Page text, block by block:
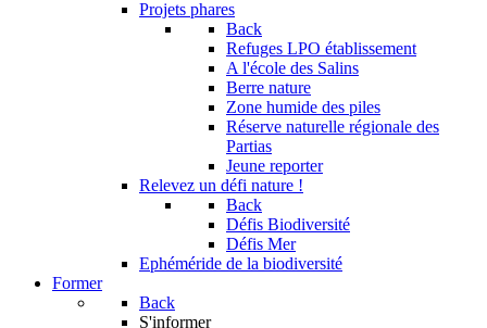
Projets phares
Back
Refuges LPO établissement
A l'école des Salins
Berre nature
Zone humide des piles
Réserve naturelle régionale des
Partias
Jeune reporter
Relevez un défi nature !
Back
Défis Biodiversité
Défis Mer
Ephéméride de la biodiversité
Former
Back
S'informer